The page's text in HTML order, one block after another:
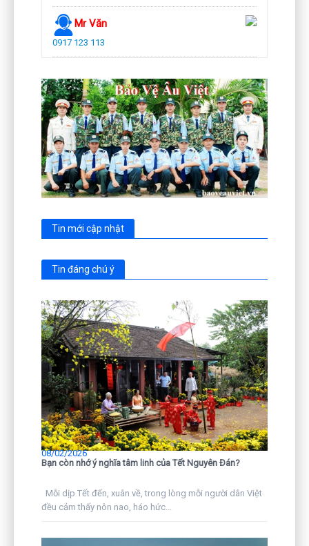
Mr Văn
0917 123 113
Tin mới cập nhật
Tin đáng chú ý
Bạn còn nhớ ý nghĩa tâm linh của Tết Nguyên Đán?
08/02/2026
Mỗi dịp Tết đến, xuân về, trong lòng mỗi người dân Việt
đều cảm thấy nôn nao, háo hức...